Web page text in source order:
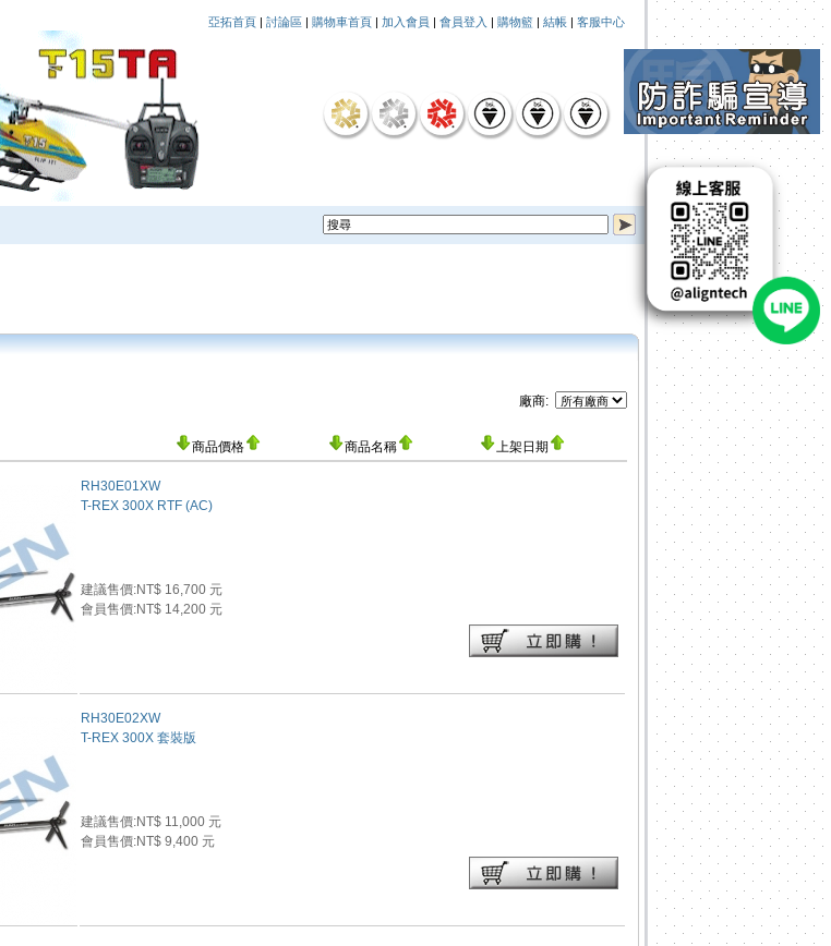
亞拓首頁 | 討論區 | 購物車首頁 | 加入會員 | 會員登入 | 購物籃 | 結帳 | 客服中心
廠商:
商品價格 商品名稱 上架日期
RH30E01XW
T-REX 300X RTF (AC)
建議售價:NT$ 16,700 元
會員售價:NT$ 14,200 元
RH30E02XW
T-REX 300X 套裝版
建議售價:NT$ 11,000 元
會員售價:NT$ 9,400 元